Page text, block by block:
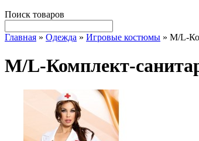
Поиск товаров
Главная » Одежда » Игровые костюмы » M/L-
M/L-Комплект-